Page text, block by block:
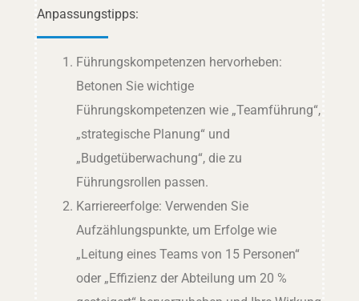
Anpassungstipps:
Führungskompetenzen hervorheben:
Betonen Sie wichtige
Führungskompetenzen wie „Teamführung“,
„strategische Planung“ und
„Budgetüberwachung“, die zu
Führungsrollen passen.
Karriereerfolge: Verwenden Sie
Aufzählungspunkte, um Erfolge wie
„Leitung eines Teams von 15 Personen“
oder „Effizienz der Abteilung um 20 %